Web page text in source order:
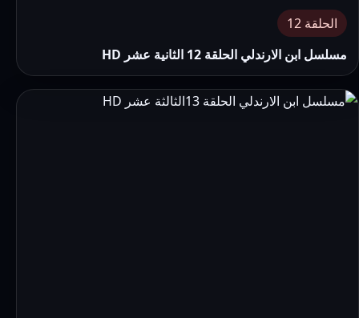
الحلقة 12
مسلسل ابن الارندلي الحلقة 12 الثانية عشر HD